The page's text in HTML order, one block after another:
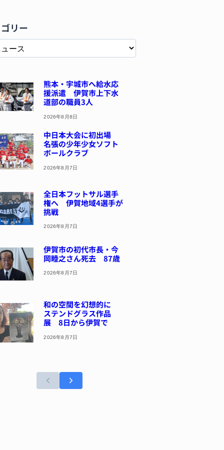
リー
熊本・宇城市へ給水応
援派遣 伊賀市上下水
道部の職員3人
2026年8月8日
中日本大会に初出場
名張の少年少女ソフト
ボールクラブ
2026年8月7日
全日本フットサル選手
権へ 伊賀地域4選手が
挑戦
2026年8月7日
伊賀市の初代市長・今
岡睦之さん死去 87歳
2026年8月7日
和の空間を幻想的に
ステンドグラス作品
展 8日から伊賀で
2026年8月7日